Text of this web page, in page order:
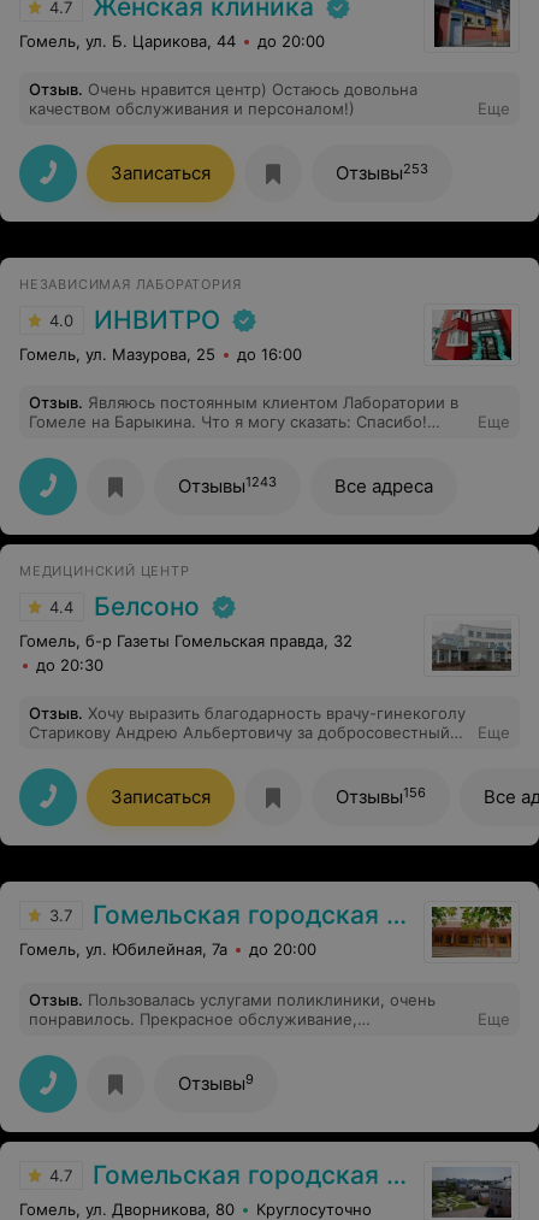
4.7 Женская клиника
Гомель, ул. Б. Царикова, 44 до 20:00
Отзыв. Очень нравится центр) Остаюсь довольна
качеством обслуживания и персоналом!)
Еще
Записаться Отзывы253
НЕЗАВИСИМАЯ ЛАБОРАТОРИЯ
4.0 ИНВИТРО
Гомель, ул. Мазурова, 25 до 16:00
Отзыв. Являюсь постоянным клиентом Лаборатории в
Гомеле на Барыкина. Что я могу сказать: Спасибо!
грубо звучит),за внимание, за желание помочь в
сложной ситуации. Огромное спасибо сотрудникам
Анне и Марии за человечность и отзывчивость,не
каждый в наше время может выслушать и по-
человечески поддержать.
Еще
Отзывы1243 Все адреса
МЕДИЦИНСКИЙ ЦЕНТР
4.4 Белсоно
Гомель, б-р Газеты Гомельская правда, 32
до 20:30
Отзыв. Хочу выразить благодарность врачу-гинекоголу
Старикову Андрею Альбертовичу за добросовестный
на словах, а истенно на деле. Я не могла
забеременеть 7 лет, наблюдалась у многих
квалифицированных врачей, но увы все было
безрезультатно, и только грамотных подход к лечению
врачом Стариковым А.А. позволил осуществить мою
ребенке длительное время и не получается,
обратиться к врачу Старикову А.А.
Еще
Записаться Отзывы156 Все
3.7 Гомельская городская клиническая поликлиника №7
Гомель, ул. Юбилейная, 7а до 20:00
Отзыв. Пользовалась услугами поликлиники, очень
понравилось. Прекрасное обслуживание,
Еще
Отзывы9
4.7 Гомельская городская клиническая больница №1
Гомель, ул. Дворникова, 80 Круглосуточно